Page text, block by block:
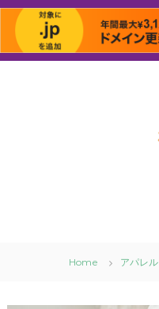
Home アパレル